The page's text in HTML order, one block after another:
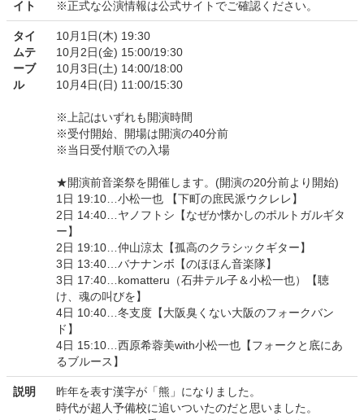
イト ※正式な公演情報は公式サイトでご確認ください。
タイ
ムテ
ーブ
ル
10月1日(木) 19:30
10月2日(金) 15:00/19:30
10月3日(土) 14:00/18:00
10月4日(日) 11:00/15:30
※上記はいずれも開演時間
※受付開始、開場は開演の40分前
※当日受付順での入場
★開演前音楽祭を開催します。(開演の20分前より開始)
1日 19:10…小松一也 【下町の庶民派ウクレレ】
2日 14:40…ヤノフトシ【なぜか懐かしのポルトガルギタ
ー】
2日 19:10…仲山涼太【孤高のクラシックギター】
3日 13:40…バナナンボ【のほほん音楽隊】
3日 17:40…komatteru（石井テル子＆小松一也）【聴
け、魂の叫びを】
4日 10:40…冬支度【大阪臭くない大阪のフォークバン
ド】
4日 15:10…西原希蓉美with小松一也【フォークと底にあ
るブルース】
説明
昨年を表す漢字が「熊」になりました。
時代が超人予備校に追いついたのだと思いました。